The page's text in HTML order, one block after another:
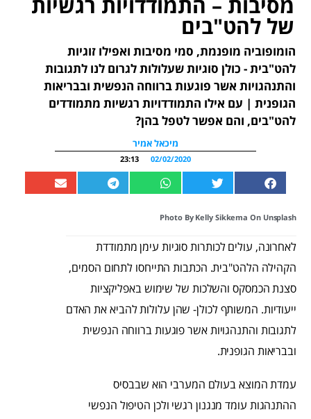
של להט"בים
הומופוביה מופנמת, סמי מסיבות ואפילו זוגיות
להט"בית - כולן סוגיות שעלולות לגרום לנו לתגובות
והתנהגויות אשר פוגעות ברווחה הנפשית ובבריאות
הגופנית | עם אילו התמודדויות רגשיות מתמודדים
להט"בים, והם אפשר לטפל בהן?
מיכאל אמיר
02/02/2020
23:13
Photo By Kelly Sikkema On Unsplash
לאחרונה, עולים לכותרות סוגיות עימן מתמודדת
הקהילה הלהט"בית. הכתבות התייחסו לתחום הסמים,
סצנת הכמסקס והשלכות של שימוש באפליקציות
ייעודיות. המשותף לכולן- שהן עלולות להביא את האדם
לתגובות והתנהגויות אשר פוגעות ברווחה הנפשית
ובבריאות הגופנית.
עמדת המוצא בעולם המערבי הוא שבבסיס
ההתנהגות עומד מנגנון רגשי ולכן הטיפול הנפשי